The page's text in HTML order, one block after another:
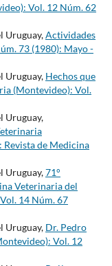
Vol. 12 Núm. 62
Uruguay,Actividades
73 (1980): Mayo -
Uruguay, Hechos que
(Montevideo): Vol.
Uruguay,
Revista de Medicina
Uruguay,71°
Veterinaria del
14 Núm. 67
Uruguay, Dr. Pedro
Vol. 12